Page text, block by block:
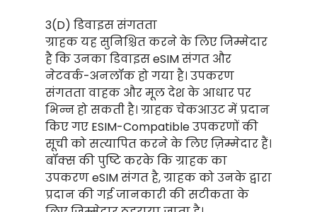
3(D) डिवाइस संगतता
ग्राहक यह सुनिश्चित करने के लिए जिम्मेदार
है कि उनका डिवाइस eSIM संगत और
नेटवर्क-अनलॉक हो गया है। उपकरण
संगतता वाहक और मूल देश के आधार पर
भिन्न हो सकती है। ग्राहक चेकआउट में प्रदान
किए गए ESIM-Compatible उपकरणों की
सूची को सत्यापित करने के लिए ज़िम्मेदार हैं।
बॉक्स की पुष्टि करके कि ग्राहक का
उपकरण eSIM संगत है, ग्राहक को उनके द्वारा
प्रदान की गई जानकारी की सटीकता के